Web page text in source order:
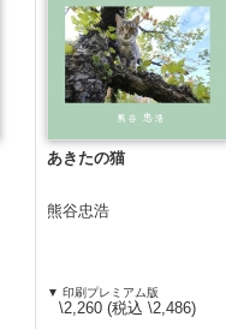
あきたの猫
熊谷忠浩
▼ 印刷プレミアム版
\2,260 (税込 \2,486)